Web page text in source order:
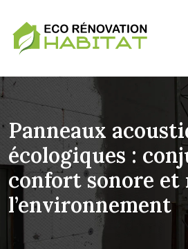
Panneaux
écologiques :
confort sonore et
l’environnement